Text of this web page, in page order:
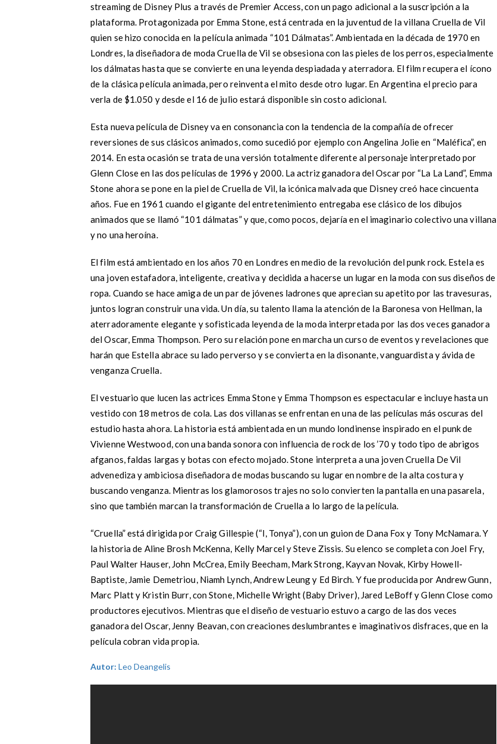
streaming de Disney Plus a través de Premier Access, con un pago adicional a la suscripción a la
plataforma. Protagonizada por Emma Stone, está centrada en la juventud de la villana Cruella de Vil
quien se hizo conocida en la película animada “101 Dálmatas”. Ambientada en la década de 1970 en
Londres, la diseñadora de moda Cruella de Vil se obsesiona con las pieles de los perros, especialmente
los dálmatas hasta que se convierte en una leyenda despiadada y aterradora. El film recupera el ícono
de la clásica película animada, pero reinventa el mito desde otro lugar. En Argentina el precio para
verla de $1.050 y desde el 16 de julio estará disponible sin costo adicional.
Esta nueva película de Disney va en consonancia con la tendencia de la compañía de ofrecer
reversiones de sus clásicos animados, como sucedió por ejemplo con Angelina Jolie en “Maléfica”, en
2014. En esta ocasión se trata de una versión totalmente diferente al personaje interpretado por
Glenn Close en las dos películas de 1996 y 2000. La actriz ganadora del Oscar por “La La Land”, Emma
Stone ahora se pone en la piel de Cruella de Vil, la icónica malvada que Disney creó hace cincuenta
años. Fue en 1961 cuando el gigante del entretenimiento entregaba ese clásico de los dibujos
animados que se llamó “101 dálmatas” y que, como pocos, dejaría en el imaginario colectivo una villana
y no una heroína.
El film está ambientado en los años 70 en Londres en medio de la revolución del punk rock. Estela es
una joven estafadora, inteligente, creativa y decidida a hacerse un lugar en la moda con sus diseños de
ropa. Cuando se hace amiga de un par de jóvenes ladrones que aprecian su apetito por las travesuras,
juntos logran construir una vida. Un día, su talento llama la atención de la Baronesa von Hellman, la
aterradoramente elegante y sofisticada leyenda de la moda interpretada por las dos veces ganadora
del Oscar, Emma Thompson. Pero su relación pone en marcha un curso de eventos y revelaciones que
harán que Estella abrace su lado perverso y se convierta en la disonante, vanguardista y ávida de
venganza Cruella.
El vestuario que lucen las actrices Emma Stone y Emma Thompson es espectacular e incluye hasta un
vestido con 18 metros de cola. Las dos villanas se enfrentan en una de las películas más oscuras del
estudio hasta ahora. La historia está ambientada en un mundo londinense inspirado en el punk de
Vivienne Westwood, con una banda sonora con influencia de rock de los ’70 y todo tipo de abrigos
afganos, faldas largas y botas con efecto mojado. Stone interpreta a una joven Cruella De Vil
advenediza y ambiciosa diseñadora de modas buscando su lugar en nombre de la alta costura y
buscando venganza. Mientras los glamorosos trajes no solo convierten la pantalla en una pasarela,
sino que también marcan la transformación de Cruella a lo largo de la película.
“Cruella” está dirigida por Craig Gillespie (“I, Tonya”), con un guion de Dana Fox y Tony McNamara. Y
la historia de Aline Brosh McKenna, Kelly Marcel y Steve Zissis. Su elenco se completa con Joel Fry,
Paul Walter Hauser, John McCrea, Emily Beecham, Mark Strong, Kayvan Novak, Kirby Howell-
Baptiste, Jamie Demetriou, Niamh Lynch, Andrew Leung y Ed Birch. Y fue producida por Andrew Gunn,
Marc Platt y Kristin Burr, con Stone, Michelle Wright (Baby Driver), Jared LeBoff y Glenn Close como
productores ejecutivos. Mientras que el diseño de vestuario estuvo a cargo de las dos veces
ganadora del Oscar, Jenny Beavan, con creaciones deslumbrantes e imaginativos disfraces, que en la
película cobran vida propia.
Autor: Leo Deangelis